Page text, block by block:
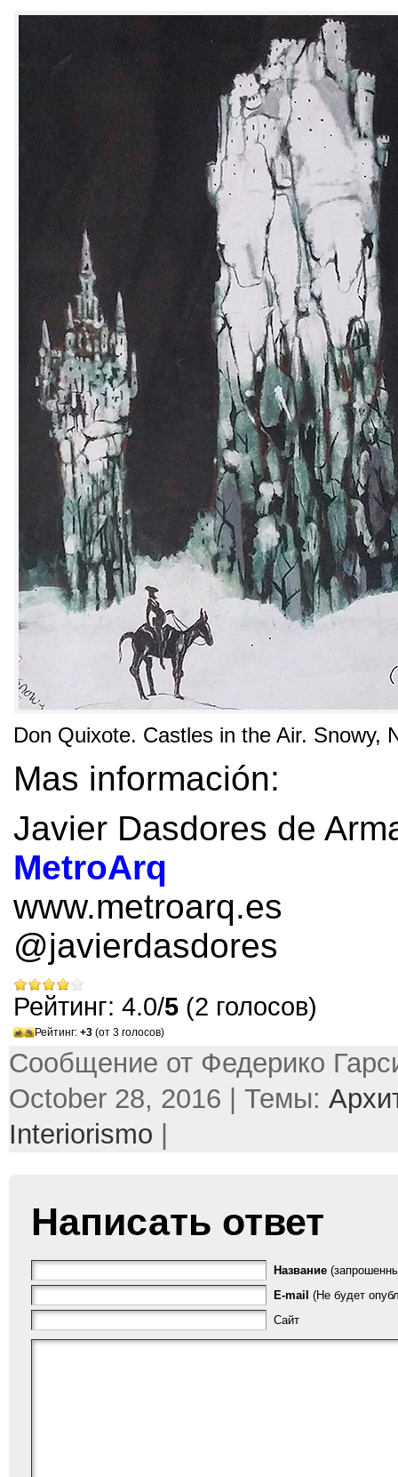
Don Quixote. Castles in the Air. Snowy,
Mas información:
Javier Dasdores de
MetroArq
www.metroarq.es
@javierdasdores
Рейтинг: 4.0/5 (2 голосов)
Рейтинг: +3 (от 3 голосов)
Сообщение от Федерико
October 28, 2016 | Темы:
Interiorismo
Написать ответ
Название
E-mail (Не будет
Сайт